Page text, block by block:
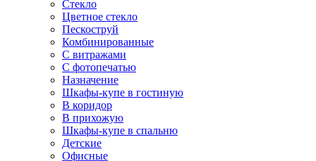
Стекло
Цветное стекло
Пескоструй
Комбинированные
С витражами
С фотопечатью
Назначение
Шкафы-купе в гостиную
В коридор
В прихожую
Шкафы-купе в спальню
Детские
Офисные